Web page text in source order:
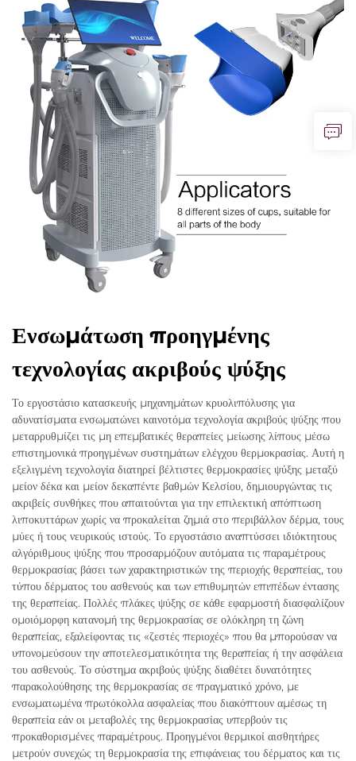
Ενσωμάτωση προηγμένης
τεχνολογίας ακριβούς ψύξης
Το εργοστάσιο κατασκευής μηχανημάτων κρυολιπόλυσης για
αδυνατίσματα ενσωματώνει καινοτόμα τεχνολογία ακριβούς ψύξης που
μεταρρυθμίζει τις μη επεμβατικές θεραπείες μείωσης λίπους μέσω
επιστημονικά προηγμένων συστημάτων ελέγχου θερμοκρασίας. Αυτή η
εξελιγμένη τεχνολογία διατηρεί βέλτιστες θερμοκρασίες ψύξης μεταξύ
μείον δέκα και μείον δεκαπέντε βαθμών Κελσίου, δημιουργώντας τις
ακριβείς συνθήκες που απαιτούνται για την επιλεκτική απόπτωση
λιποκυττάρων χωρίς να προκαλείται ζημιά στο περιβάλλον δέρμα, τους
μύες ή τους νευρικούς ιστούς. Το εργοστάσιο αναπτύσσει ιδιόκτητους
αλγόριθμους ψύξης που προσαρμόζουν αυτόματα τις παραμέτρους
θερμοκρασίας βάσει των χαρακτηριστικών της περιοχής θεραπείας, του
τύπου δέρματος του ασθενούς και των επιθυμητών επιπέδων έντασης
της θεραπείας. Πολλές πλάκες ψύξης σε κάθε εφαρμοστή διασφαλίζουν
ομοιόμορφη κατανομή της θερμοκρασίας σε ολόκληρη τη ζώνη
θεραπείας, εξαλείφοντας τις «ζεστές περιοχές» που θα μπορούσαν να
υπονομεύσουν την αποτελεσματικότητα της θεραπείας ή την ασφάλεια
του ασθενούς. Το σύστημα ακριβούς ψύξης διαθέτει δυνατότητες
παρακολούθησης της θερμοκρασίας σε πραγματικό χρόνο, με
ενσωματωμένα πρωτόκολλα ασφαλείας που διακόπτουν αμέσως τη
θεραπεία εάν οι μεταβολές της θερμοκρασίας υπερβούν τις
προκαθορισμένες παραμέτρους. Προηγμένοι θερμικοί αισθητήρες
μετρούν συνεχώς τη θερμοκρασία της επιφάνειας του δέρματος και τις